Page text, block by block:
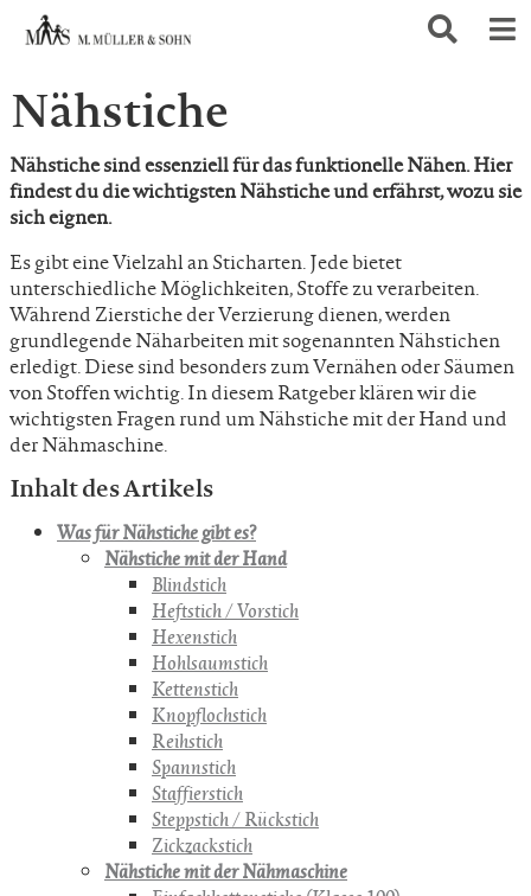
Nähstiche
Nähstiche sind essenziell für das funktionelle Nähen. Hier
findest du die wichtigsten Nähstiche und erfährst, wozu sie
sich eignen.
Es gibt eine Vielzahl an Sticharten. Jede bietet
unterschiedliche Möglichkeiten, Stoffe zu verarbeiten.
Während Zierstiche der Verzierung dienen, werden
grundlegende Näharbeiten mit sogenannten Nähstichen
erledigt. Diese sind besonders zum Vernähen oder Säumen
von Stoffen wichtig. In diesem Ratgeber klären wir die
wichtigsten Fragen rund um Nähstiche mit der Hand und
der Nähmaschine.
Inhalt des Artikels
Was für Nähstiche gibt es?
Nähstiche mit der Hand
Blindstich
Heftstich / Vorstich
Hexenstich
Hohlsaumstich
Kettenstich
Knopflochstich
Reihstich
Spannstich
Staffierstich
Steppstich / Rückstich
Zickzackstich
Nähstiche mit der Nähmaschine